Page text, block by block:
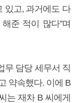
있고, 과거에도 다
준 적이 많다”며
무 담당 세무서 직
약속했다. 이에 B
는 재차 B 씨에게